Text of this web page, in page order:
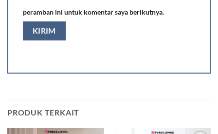
peramban ini untuk komentar saya berikutnya.
PRODUK TERKAIT